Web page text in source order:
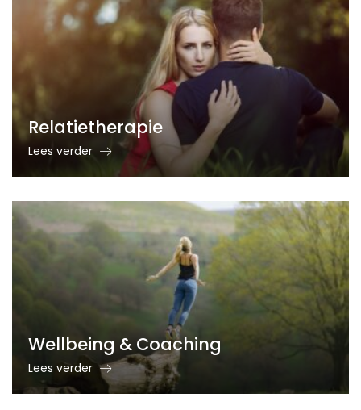
Relatietherapie
Lees verder
Wellbeing & Coaching
Lees verder